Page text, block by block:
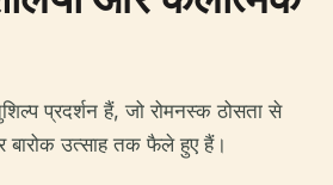
प्रदर्शन हैं, जो रोमनस्क ठोसता से
बारोक उत्साह तक फैले हुए हैं।